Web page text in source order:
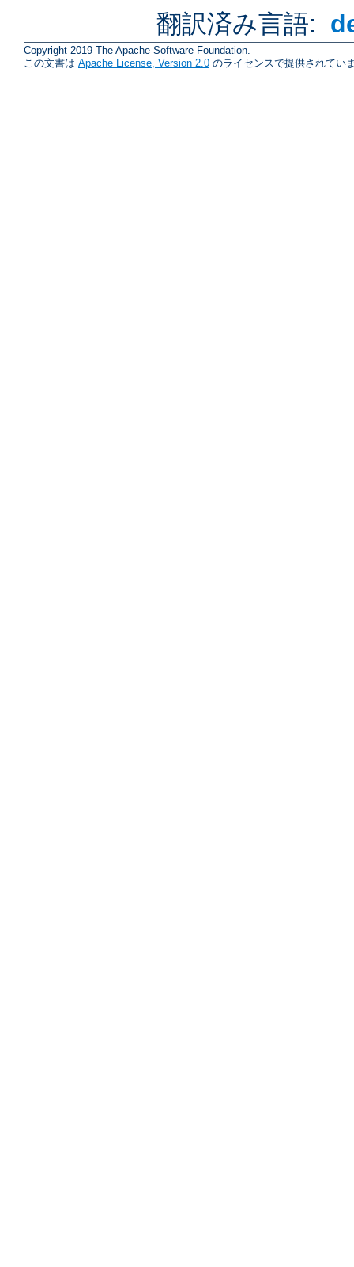
翻訳済み言語:
Copyright 2019 The Apache Software Foundation.
この文書は Apache License, Version 2.0 のライセンスで提供されてい